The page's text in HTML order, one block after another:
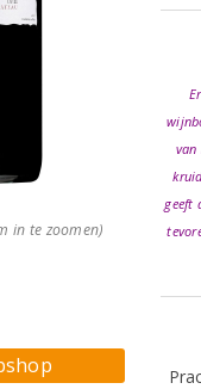
in te zoomen)
van
geeft